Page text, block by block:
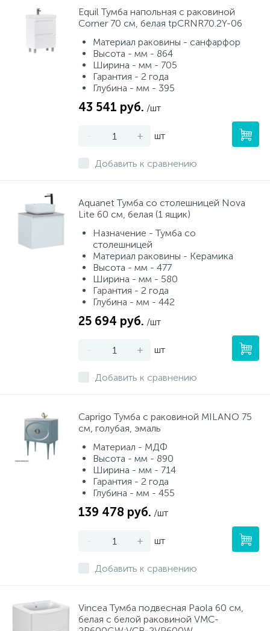
Equil Тумба напольная с раковиной
Corner 70 см, белая tpCRNR70.2Y-06
Материал раковины - санфарфор
Высота - мм - 864
Ширина - мм - 705
Гарантия - 2 года
Глубина - мм - 395
43 541 руб. /шт
- + шт
Добавить к сравнению
Aquanet Тумба со столешницей Nova
Lite 60 см, белая (1 ящик)
Назначение - Тумба со
столешницей
Материал раковины - Керамика
Высота - мм - 477
Ширина - мм - 580
Гарантия - 2 года
Глубина - мм - 442
25 694 руб. /шт
- + шт
Добавить к сравнению
Caprigo Тумба с раковиной MILANO 75
см, голубая, эмаль
Материал - МДФ
Высота - мм - 890
Ширина - мм - 714
Гарантия - 2 года
Глубина - мм - 455
139 478 руб. /шт
- + шт
Добавить к сравнению
Vincea Тумба подвесная Paola 60 см,
белая с белой раковиной VMC-